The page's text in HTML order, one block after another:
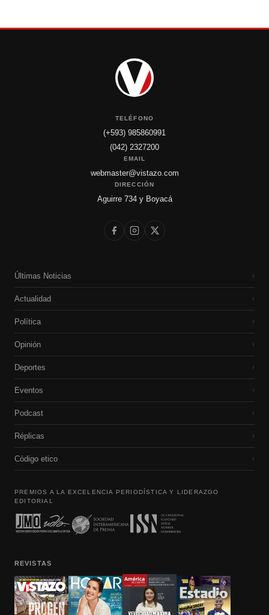
TELÉFONO
(+593) 985860991
(042) 2327200
EMAIL
webmaster@vistazo.com
DIRECCIÓN
Aguirre 734 y Boyacá
Últimas Noticias ›
Actualidad ›
Política ›
Opinión ›
Deportes ›
Eventos ›
Podcast ›
Réplicas ›
Código etico ›
PREMIOS A LA EXCELENCIA PERIODÍSTICA Y LIDERAZGO
EDITORIAL
REVISTAS